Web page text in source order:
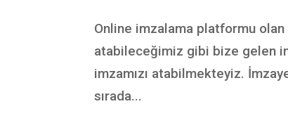
Online imzalama platformu
atabileceğimiz gibi bize gelen
imzamızı atabilmekteyiz.
sırada...